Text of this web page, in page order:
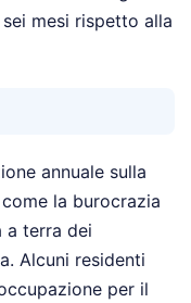
mesi rispetto alla
annuale sulla
la burocrazia
a terra dei
Alcuni residenti
per il